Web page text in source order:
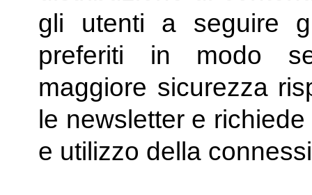
gli utenti a seguire
preferiti in modo
maggiore sicurezza
le newsletter e
e utilizzo della